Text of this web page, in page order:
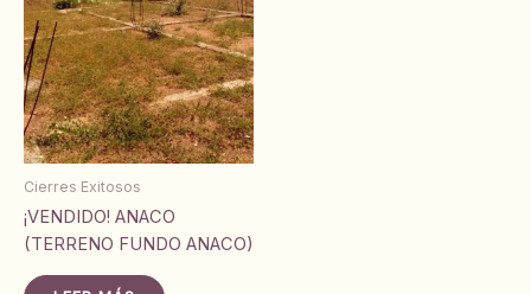
Cierres Exitosos
¡VENDIDO! ANACO
(TERRENO FUNDO ANACO)